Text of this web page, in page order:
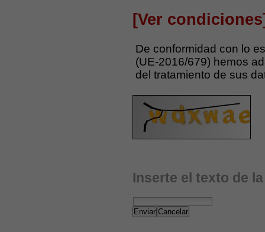
[Ver
De conformidad con lo
(UE-2016/679) hemos
del tratamiento de sus
Inserte el texto de
Enviar Cancelar